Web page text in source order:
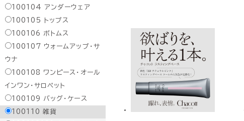
100104 アンダーウェア
100105
トップス
100106
ボトムス
100107
ウォームアップ・サ
ウナ
100108
ワンピース・オール
インワン・サロペット
100109
バッグ・ケース
100110 雑貨